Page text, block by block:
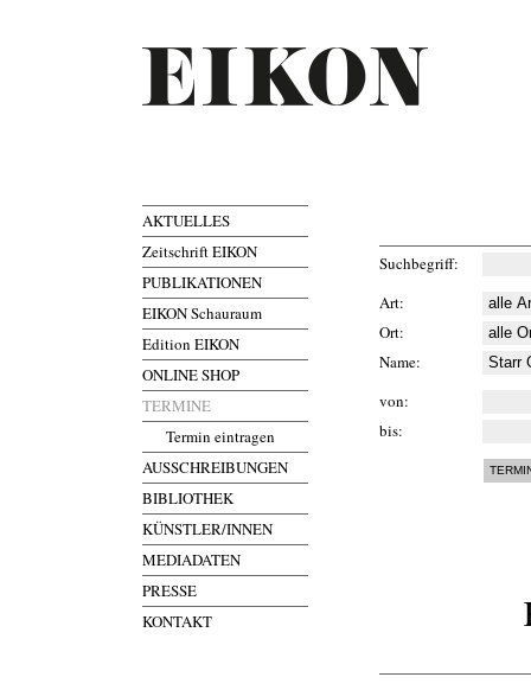
AKTUELLES
Zeitschrift EIKON
PUBLIKATIONEN
EIKON Schauraum
Edition EIKON
ONLINE SHOP
TERMINE
Termin eintragen
AUSSCHREIBUNGEN
BIBLIOTHEK
KÜNSTLER/INNEN
MEDIADATEN
PRESSE
KONTAKT
Suchbegriff
Art
Ort
Name
von
bis